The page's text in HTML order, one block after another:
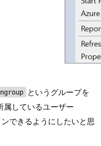
というグループを
属しているユーザー
できるようにしたいと思